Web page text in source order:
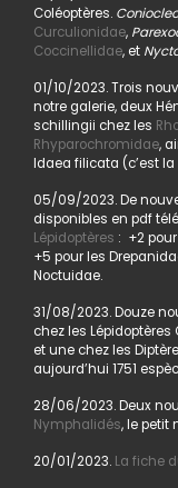
Coléoptères.
Curculionidae,
Coccinellidae, et
01/10/2023. Trois
notre galerie, deux
schillingii chez les
Rhyparochromidae,
Idaea filicata (c’est
05/09/2023. De
disponibles en pdf
Lépidoptères : +2
+5 pour les
Noctuidae.
31/08/2023. Douze
chez les Lépidoptères
et une chez les
aujourd’hui 1751
28/06/2023. Deux
Nymphalidés, le petit
20/01/2023. La fiche